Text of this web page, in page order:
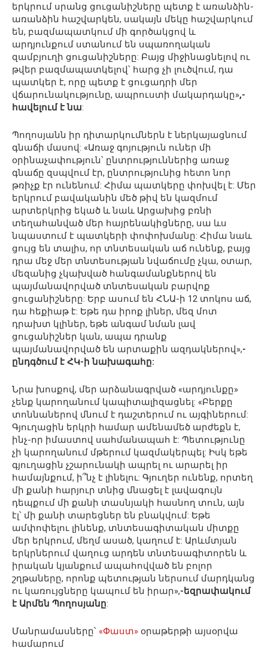
երկրում սրանց ցուցանիշները պետք է առանձին-
առանձին հաշվարկեն, սակայն մեկը հաշվարկում
են, բազմապատկում մի գործակցով և
արդյունքում ստանում են սպառողական
զամբյուղի ցուցանիշները: Բայց միջինացնելով ու
թվեր բազմապատկելով՝ հարց չի լուծվում, դա
պատկեր է, որը պետք է ցուցադրի մեր
վճարունակությունը, ապրուստի մակարդակը»,-
հավելում է նա:
Պողոսյանն իր դիտարկումներն է ներկայացնում
գնաճի մասով: «Առաջ գոյություն ուներ մի
օրինաչափություն՝ ընտրություններից առաջ
գնաճը զսպվում էր, ընտրությունից հետո նոր
թռիչք էր ունենում: Հիմա պատկերը փոխվել է: Մեր
երկրում բավականին մեծ թիվ են կազմում
արտերկրից եկած և նաև Արցախից բռնի
տեղահանված մեր հայրենակիցները, սա ևս
նպաստում է պատկերի փոփոխմանը: Հիմա նաև
ցույց են տալիս, որ տնտեսական աճ ունենք, բայց
դրա մեջ մեր տնտեսության նվաճումը չկա, օտար,
մեզանից չկախված հանգամանքներով են
պայմանավորված տնտեսական բարվոք
ցուցանիշները: Երբ ասում են ՀՆԱ-ի 12 տոկոս աճ,
դա հեքիաթ է: Եթե դա իրոք լիներ, մեզ մոտ
դրախտ կլիներ, եթե անգամ նման լավ
ցուցանիշներ կան, ապա դրանք
պայմանավորված են արտաքին ազդակներով»,-
ընդգծում է ՀԿ-ի նախագահը:
Նրա խոսքով, մեր արձանագրված «արդյունքը»
չենք կարողանում կապիտալիզացնել: «Բերքը
տոննաներով մնում է դաշտերում ու այգիներում:
Գյուղացին երկրի համար ամենամեծ արժեքն է,
ինչ-որ իմաստով սահմանապահ է: Պետությունը
չի կարողանում մթերում կազմակերպել: Իսկ եթե
գյուղացին չշարունակի ապրել ու արարել իր
համայնքում, ի՞նչ է լինելու: Գյուղեր ունենք, որտեղ
մի քանի հարյուր տնից մնացել է լավագույն
դեպքում մի քանի տասնյակի հասնող տուն, այն
էլ՝ մի քանի տարեցներ են բնակվում: Եթե
ամփոփելու լինենք, տնտեսագիտական միտքը
մեր երկրում, մեղմ ասած, կաղում է: Արևմտյան
երկրներում վաղուց արդեն տնտեսագիտորեն և
իրական կյանքում ապահովված են բոլոր
շղթաները, որոնք պետության ներսում մարդկանց
ու կառույցները կապում են իրար»,-եզրափակում
է Արմեն Պողոսյանը:
Մանրամասները՝ «Փաստ» օրաթերթի այսօրվա
համարում